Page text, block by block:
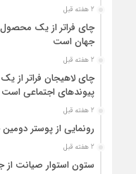
2 هفته قبل
چای فراتر از یک محصول
جهان است
2 هفته قبل
چای لاهیجان فراتر از
پیوندهای اجتماعی است
2 هفته قبل
رونمایی از پوستر
2 هفته قبل
ستون استوار صیانت